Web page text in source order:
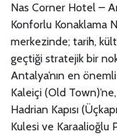
Nas Corner Hotel –
Konforlu Konaklama
merkezinde; tarih,
geçtiği stratejik bir
Antalya’nın en
Kaleiçi (Old
Hadrian Kapısı
Kulesi ve Karaalioğlu